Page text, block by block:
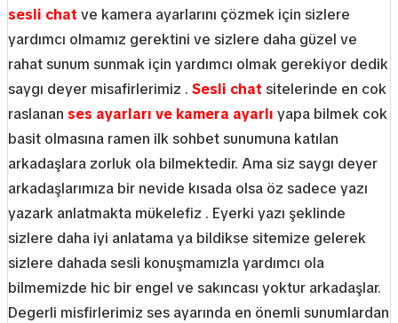
sesli chat ve kamera ayarlarını çözmek için sizlere
yardımcı olmamız gerektini ve sizlere daha güzel ve
rahat sunum sunmak için yardımcı olmak gerekiyor dedik
saygı deyer misafirlerimiz . Sesli chat sitelerinde en cok
raslanan ses ayarları ve kamera ayarlı yapa bilmek cok
basit olmasına ramen ilk sohbet sunumuna katılan
arkadaşlara zorluk ola bilmektedir. Ama siz saygı deyer
arkadaşlarımıza bir nevide kısada olsa öz sadece yazı
yazark anlatmakta mükelefiz . Eyerki yazı şeklinde
sizlere daha iyi anlatama ya bildikse sitemize gelerek
sizlere dahada sesli konuşmamızla yardımcı ola
bilmemizde hic bir engel ve sakıncası yoktur arkadaşlar.
Degerli misfirlerimiz ses ayarında en önemli sunumlardan